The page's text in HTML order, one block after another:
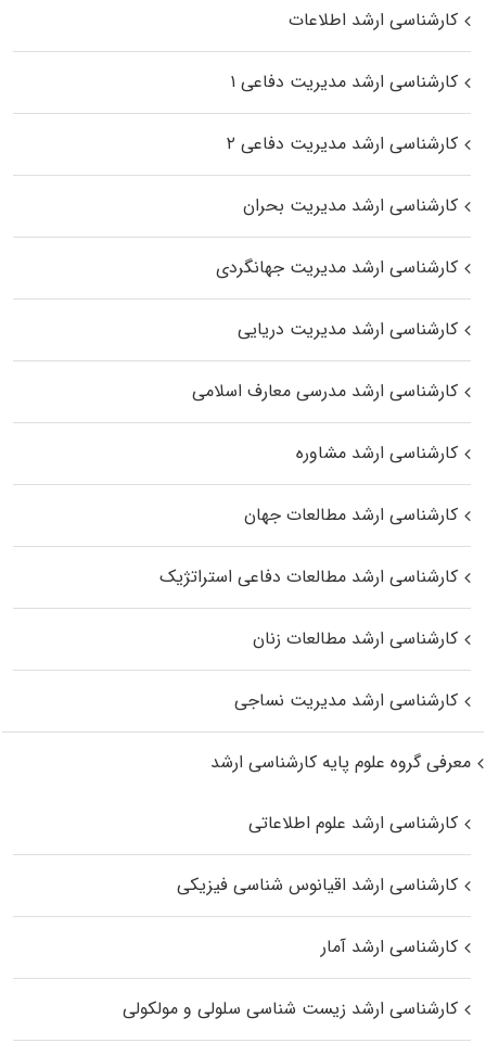
کارشناسی ارشد اطلاعات
کارشناسی ارشد مدیریت دفاعی ۱
کارشناسی ارشد مدیریت دفاعی ۲
کارشناسی ارشد مدیریت بحران
کارشناسی ارشد مدیریت جهانگردی
کارشناسی ارشد مدیریت دریایی
کارشناسی ارشد مدرسی معارف اسلامی
کارشناسی ارشد مشاوره
کارشناسی ارشد مطالعات جهان
کارشناسی ارشد مطالعات دفاعی استراتژیک
کارشناسی ارشد مطالعات زنان
کارشناسی ارشد مدیریت نساجی
معرفی گروه علوم پایه کارشناسی ارشد
کارشناسی ارشد علوم اطلاعاتی
کارشناسی ارشد اقیانوس‌ شناسی فیزیکی
کارشناسی ارشد آمار
کارشناسی ارشد زیست شناسی سلولی و مولکولی